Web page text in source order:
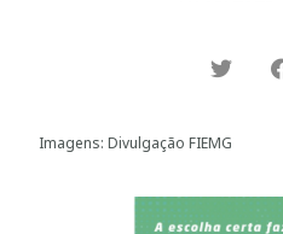
Imagens: Divulgação FIEMG